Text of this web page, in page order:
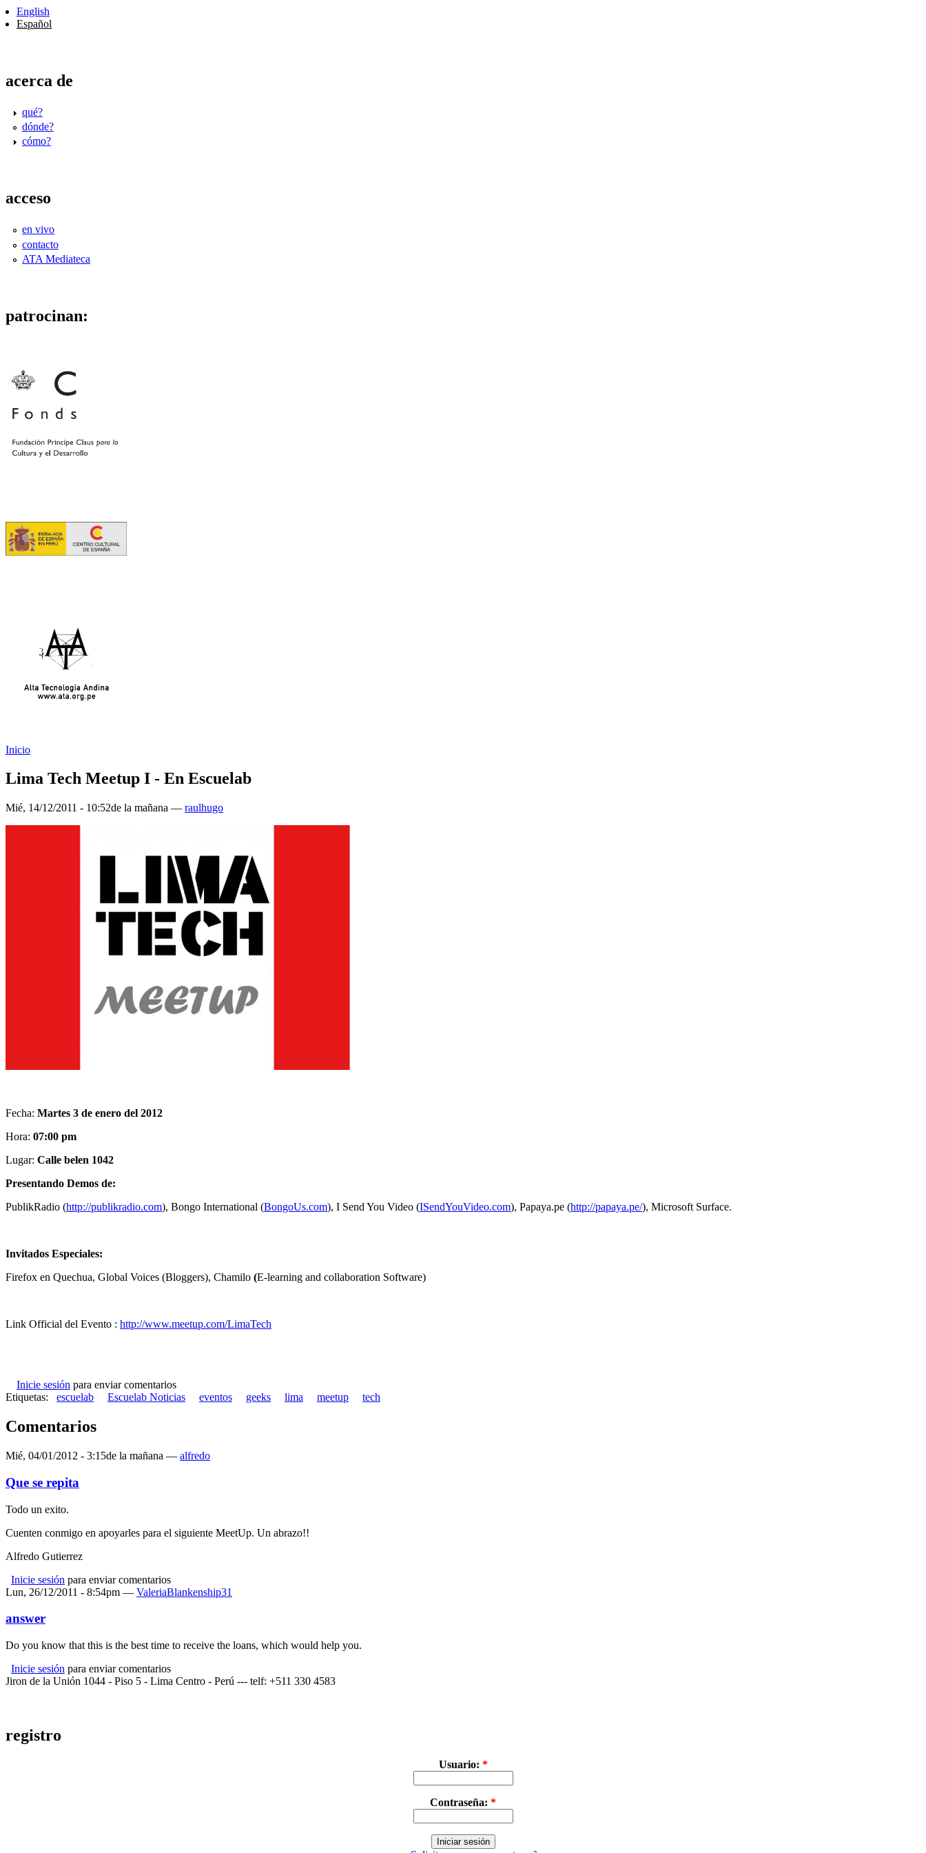
English
Español
acerca de
qué?
dónde?
cómo?
acceso
en vivo
contacto
ATA Mediateca
patrocinan:
Inicio
Lima Tech Meetup I - En Escuelab
Mié, 14/12/2011 - 10:52de la mañana — raulhugo
Fecha: Martes 3 de enero del 2012
Hora: 07:00 pm
Lugar: Calle belen 1042
Presentando Demos de:
PublikRadio (http://publikradio.com), Bongo International (BongoUs.com), I Send You Video (ISendYouVideo.com), Papaya.pe (http://papaya.pe/), Microsoft Surface.
Invitados Especiales:
Firefox en Quechua, Global Voices (Bloggers), Chamilo (E-learning and collaboration Software)
Link Official del Evento : http://www.meetup.com/LimaTech
Inicie sesión para enviar comentarios
Etiquetas:
escuelab Escuelab Noticias eventos geeks lima meetup tech
Comentarios
Mié, 04/01/2012 - 3:15de la mañana — alfredo
Que se repita
Todo un exito.
Cuenten conmigo en apoyarles para el siguiente MeetUp. Un abrazo!!
Alfredo Gutierrez
Inicie sesión para enviar comentarios
Lun, 26/12/2011 - 8:54pm — ValeriaBlankenship31
answer
Do you know that this is the best time to receive the loans, which would help you.
Inicie sesión para enviar comentarios
Jiron de la Unión 1044 - Piso 5 - Lima Centro - Perú --- telf: +511 330 4583
registro
Usuario: *
Contraseña: *